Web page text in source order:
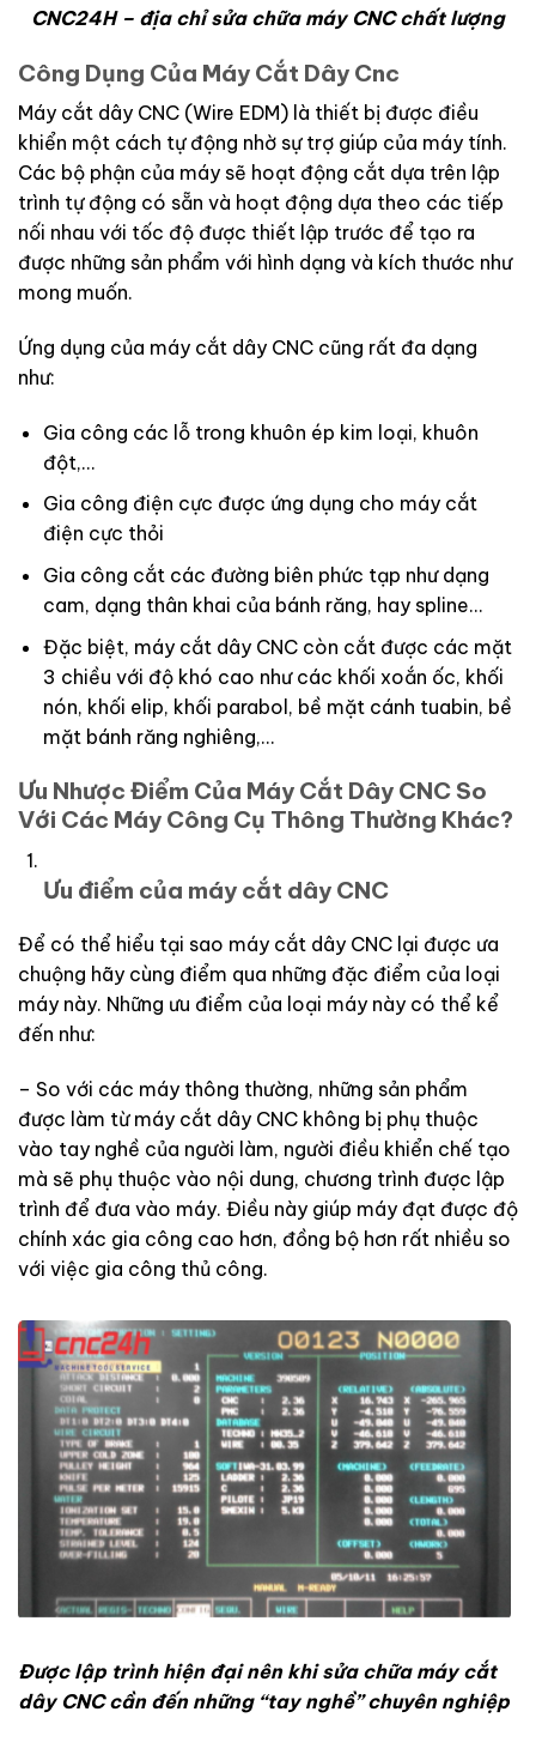
CNC24H – địa chỉ sửa chữa máy CNC chất lượng
Công Dụng Của Máy Cắt Dây Cnc
Máy cắt dây CNC (Wire EDM) là thiết bị được điều
khiển một cách tự động nhờ sự trợ giúp của máy tính.
Các bộ phận của máy sẽ hoạt động cắt dựa trên lập
trình tự động có sẵn và hoạt động dựa theo các tiếp
nối nhau với tốc độ được thiết lập trước để tạo ra
được những sản phẩm với hình dạng và kích thước như
mong muốn.
Ứng dụng của máy cắt dây CNC cũng rất đa dạng
như:
Gia công các lỗ trong khuôn ép kim loại, khuôn
đột,…
Gia công điện cực được ứng dụng cho máy cắt
điện cực thỏi
Gia công cắt các đường biên phức tạp như dạng
cam, dạng thân khai của bánh răng, hay spline…
Đặc biệt, máy cắt dây CNC còn cắt được các mặt
3 chiều với độ khó cao như các khối xoắn ốc, khối
nón, khối elip, khối parabol, bề mặt cánh tuabin, bề
mặt bánh răng nghiêng,…
Ưu Nhược Điểm Của Máy Cắt Dây CNC So
Với Các Máy Công Cụ Thông Thường Khác?
Ưu điểm của máy cắt dây CNC
Để có thể hiểu tại sao máy cắt dây CNC lại được ưa
chuộng hãy cùng điểm qua những đặc điểm của loại
máy này. Những ưu điểm của loại máy này có thể kể
đến như:
– So với các máy thông thường, những sản phẩm
được làm từ máy cắt dây CNC không bị phụ thuộc
vào tay nghề của người làm, người điều khiển chế tạo
mà sẽ phụ thuộc vào nội dung, chương trình được lập
trình để đưa vào máy. Điều này giúp máy đạt được độ
chính xác gia công cao hơn, đồng bộ hơn rất nhiều so
với việc gia công thủ công.
Được lập trình hiện đại nên khi sửa chữa máy cắt
dây CNC cần đến những “tay nghề” chuyên nghiệp